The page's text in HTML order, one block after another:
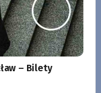
– Bilety